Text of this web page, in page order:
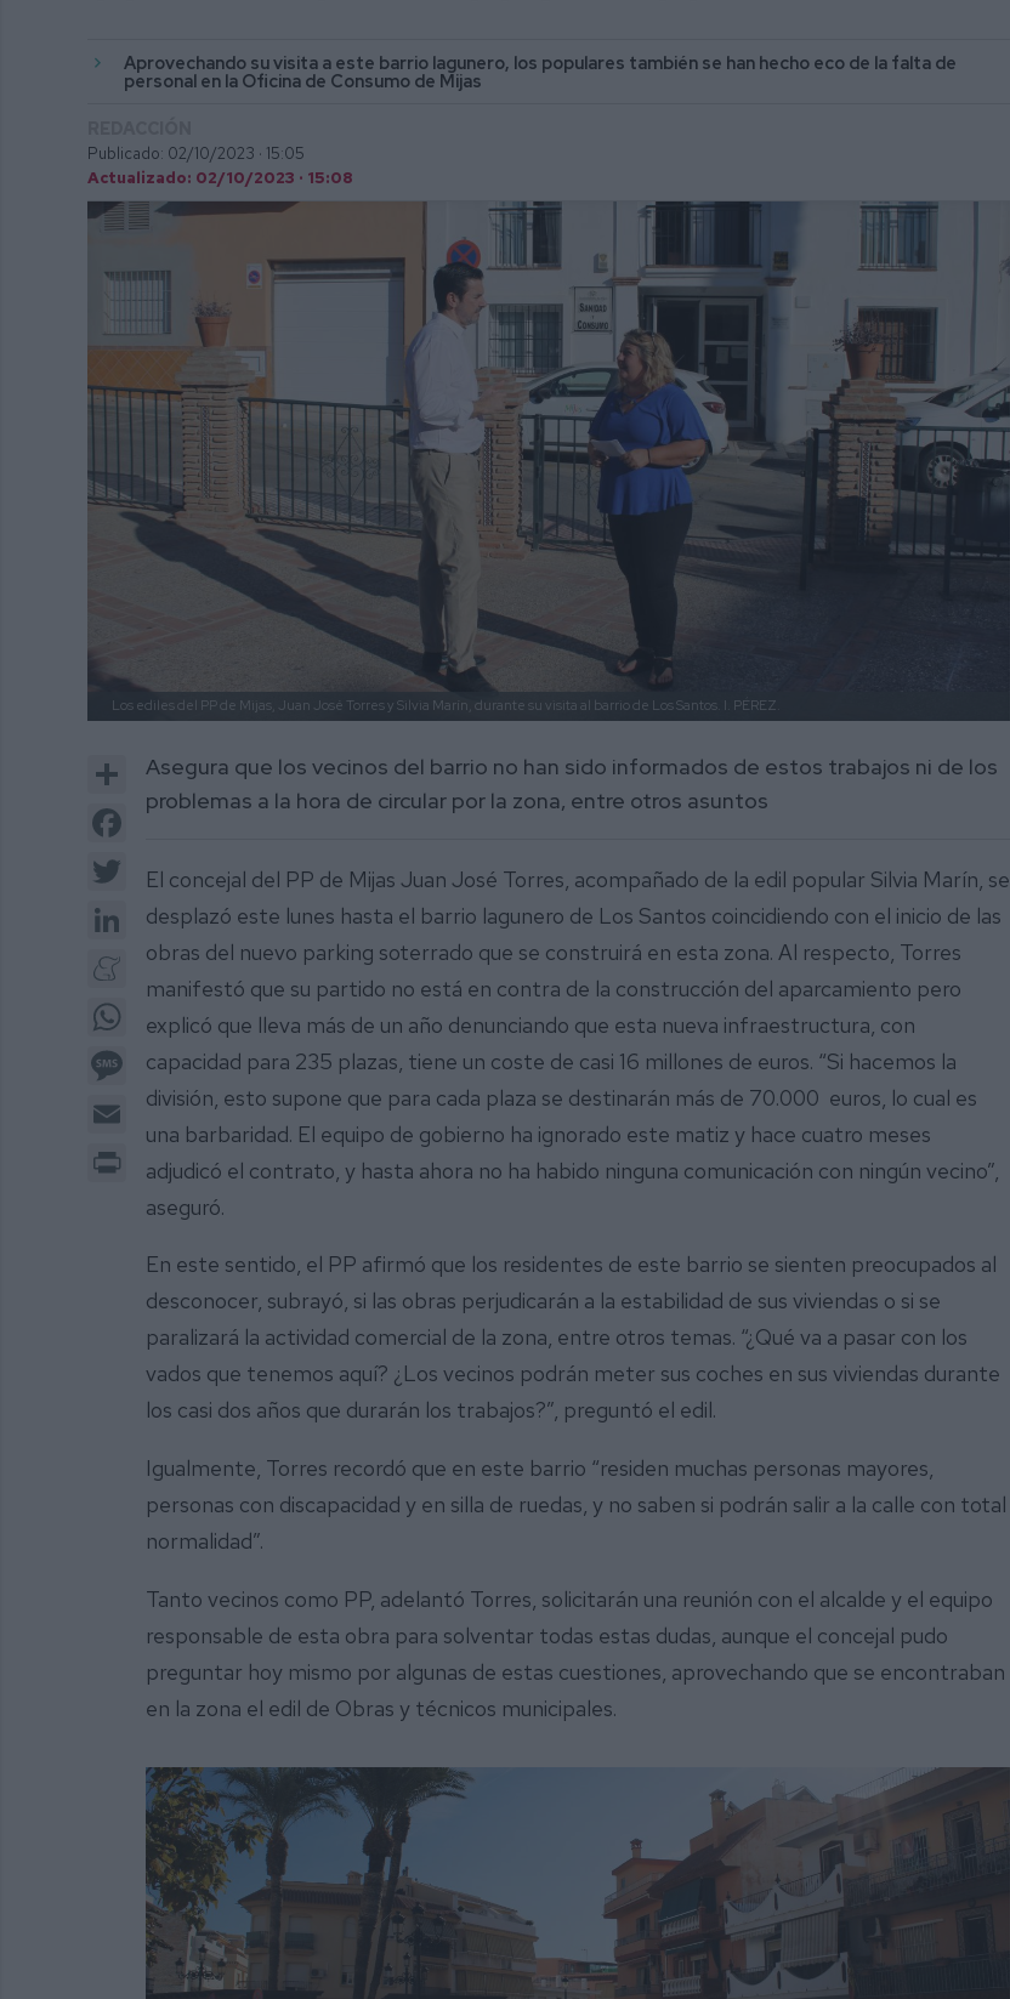
Aprovechando su visita a este barrio lagunero, los populares también se han hecho eco de la falta de
personal en la Oficina de Consumo de Mijas
Publicado: 02/10/2023 · 15:05
Actualizado: 02/10/2023 · 15:08
Los ediles del PP de Mijas, Juan José Torres y Silvia Marín, durante su visita al barrio de Los Santos. I. PÉREZ.
Share
Facebook
LinkedIn
Meneame
Message
Email
Asegura que los vecinos del barrio no han sido informados de estos trabajos ni de los
problemas a la hora de circular por la zona, entre otros asuntos
El concejal del PP de Mijas Juan José Torres, acompañado de la edil popular Silvia Marín, se
desplazó este lunes hasta el barrio lagunero de Los Santos coincidiendo con el inicio de las
obras del nuevo parking soterrado que se construirá en esta zona. Al respecto, Torres
manifestó que su partido no está en contra de la construcción del aparcamiento pero
explicó que lleva más de un año denunciando que esta nueva infraestructura, con
capacidad para 235 plazas, tiene un coste de casi 16 millones de euros. “Si hacemos la
división, esto supone que para cada plaza se destinarán más de 70.000 euros, lo cual es
una barbaridad. El equipo de gobierno ha ignorado este matiz y hace cuatro meses
adjudicó el contrato, y hasta ahora no ha habido ninguna comunicación con ningún vecino”,
aseguró.
En este sentido, el PP afirmó que los residentes de este barrio se sienten preocupados al
desconocer, subrayó, si las obras perjudicarán a la estabilidad de sus viviendas o si se
paralizará la actividad comercial de la zona, entre otros temas. “¿Qué va a pasar con los
vados que tenemos aquí? ¿Los vecinos podrán meter sus coches en sus viviendas durante
los casi dos años que durarán los trabajos?”, preguntó el edil.
Igualmente, Torres recordó que en este barrio “residen muchas personas mayores,
personas con discapacidad y en silla de ruedas, y no saben si podrán salir a la calle con total
normalidad”.
Tanto vecinos como PP, adelantó Torres, solicitarán una reunión con el alcalde y el equipo
responsable de esta obra para solventar todas estas dudas, aunque el concejal pudo
preguntar hoy mismo por algunas de estas cuestiones, aprovechando que se encontraban
en la zona el edil de Obras y técnicos municipales.